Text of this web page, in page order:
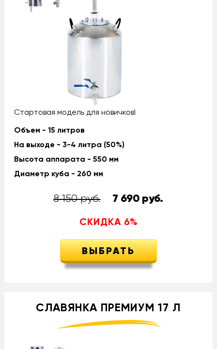
Стартовая модель для новичков!
Объем - 15 литров
На выходе - 3-4 литра (50%)
Высота аппарата - 550 мм
Диаметр куба - 260 мм
8 150 руб. 7 690 руб.
СКИДКА 6%
ВЫБРАТЬ
СЛАВЯНКА ПРЕМИУМ 17 Л